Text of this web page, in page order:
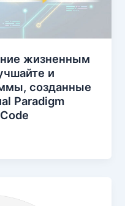
жизненным
и
созданные
Paradigm